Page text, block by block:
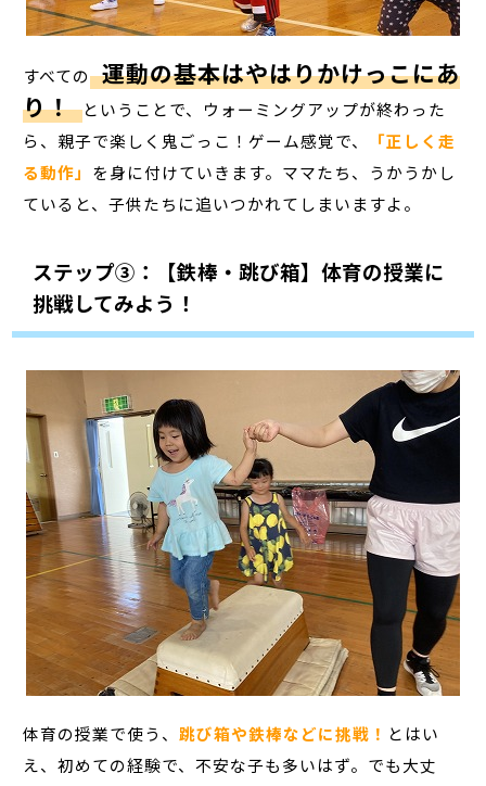
すべての 運動の基本はやはりかけっこにあ
り！ ということで、ウォーミングアップが終わった
ら、親子で楽しく鬼ごっこ！ゲーム感覚で、
「正しく走
る動作」 を身に付けていきます。ママたち、うかうかし
ていると、子供たちに追いつかれてしまいますよ。
ステップ③：【鉄棒・跳び箱】体育の授業に
挑戦してみよう！
体育の授業で使う、跳び箱や鉄棒などに挑戦！ とはい
え、初めての経験で、不安な子も多いはず。でも大丈